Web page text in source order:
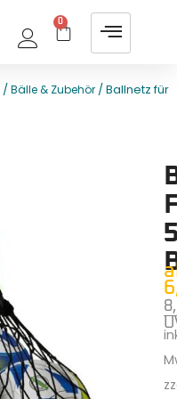
0
/Bälle & Zubehör/ Ballnetz für
5